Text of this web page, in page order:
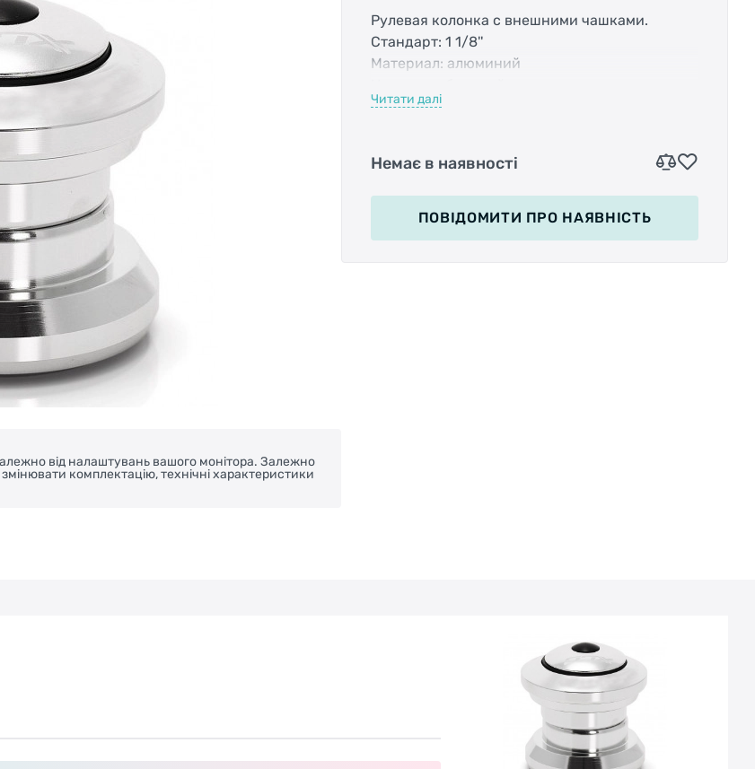
від налаштувань вашого монітора. Залежно
комплектацію, технічні характеристики
Рулевая колонка с внешними чашками.
Стандарт: 1 1/8''
Материал: алюминий
Высота нижней чашки – 15,2 мм.
Читати далі
Немає в наявності
ПОВІДОМИТИ ПРО НАЯВНІСТЬ